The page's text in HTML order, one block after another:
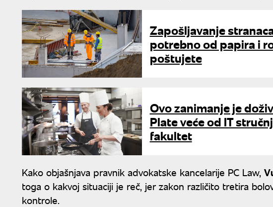
Zapošljavanje
potrebno od papira i
poštujete
Ovo zanimanje je
Plate veće od IT
fakultet
Kako objašnjava pravnik advokatske kancelarije PC Law,
toga o kakvoj situaciji je reč, jer zakon različito tretira
kontrole.